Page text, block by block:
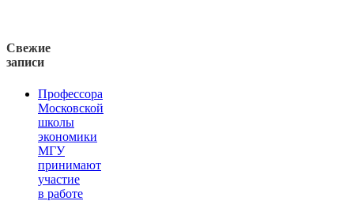
Свежие
записи
Профессора
Московской
школы
экономики
МГУ
принимают
участие
в работе